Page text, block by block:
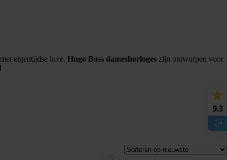
eigentijdse luxe. Hugo Boss dameshorloges zijn ontworpen voor
9.3